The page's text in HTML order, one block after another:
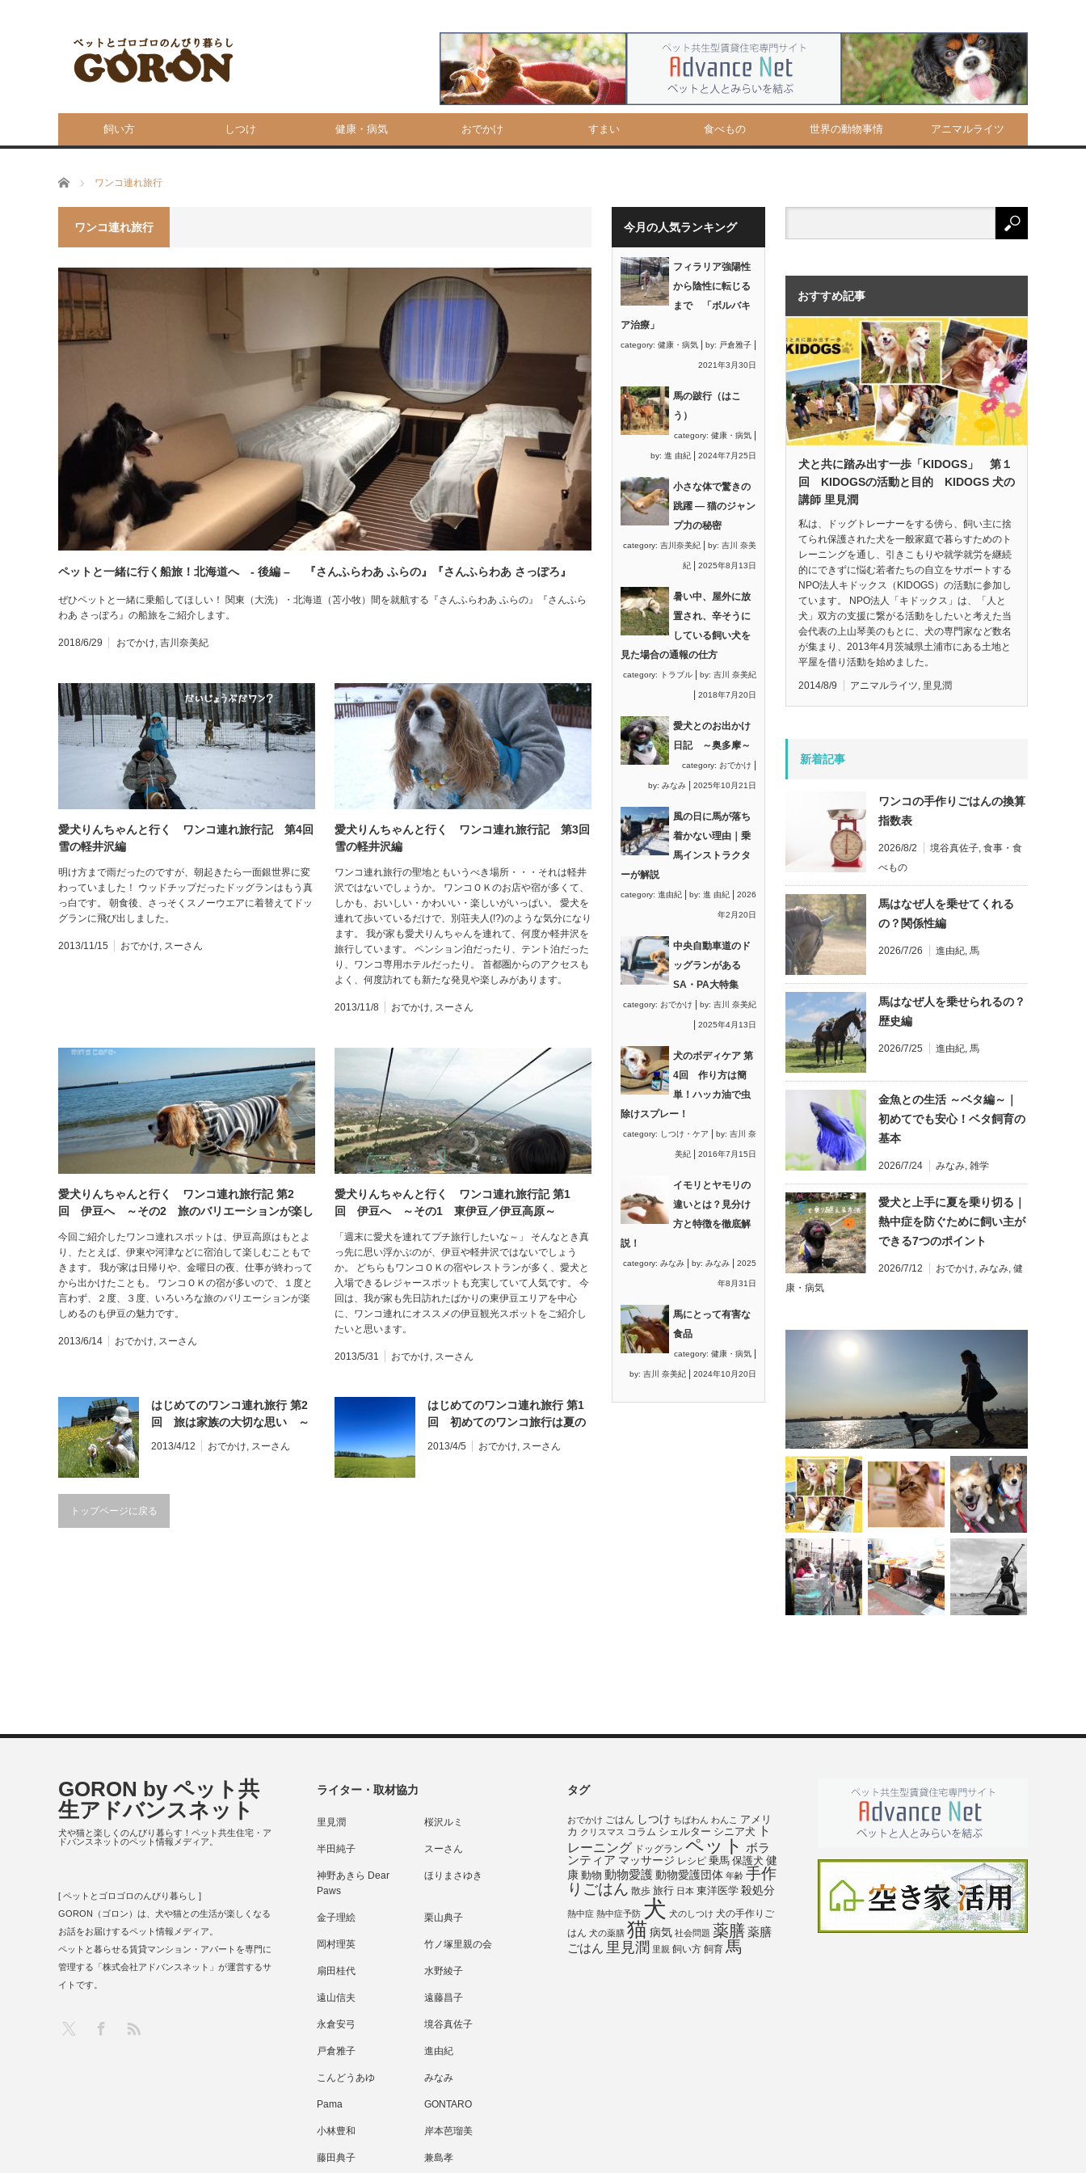
飼い方 しつけ 健康・病気 おでかけ すまい 食べもの 世界の動物事情 アニマルライツ
ホーム ワンコ連れ旅行
ワンコ連れ旅行
ペットと一緒に行く船旅！北海道へ - 後編 – 『さんふらわあ ふらの』『さんふらわあ さっぽろ』
ぜひペットと一緒に乗船してほしい！ 関東（大洗）・北海道（苫小牧）間を就航する『さんふらわあ ふらの』『さんふら
わあ さっぽろ』の船旅をご紹介します。
2018/6/29 おでかけ, 吉川奈美紀
愛犬りんちゃんと行く ワンコ連れ旅行記 第4回
雪の軽井沢編
明け方まで雨だったのですが、朝起きたら一面銀世界に変
わっていました！ ウッドチップだったドッグランはもう真
っ白です。 朝食後、さっそくスノーウエアに着替えてドッ
グランに飛び出しました。
2013/11/15 おでかけ, スーさん
愛犬りんちゃんと行く ワンコ連れ旅行記 第3回
雪の軽井沢編
ワンコ連れ旅行の聖地ともいうべき場所・・・それは軽井
沢ではないでしょうか。 ワンコＯＫのお店や宿が多くて、
しかも、おいしい・かわいい・楽しいがいっぱい。 愛犬を
連れて歩いているだけで、別荘夫人(!?)のような気分になり
ます。 我が家も愛犬りんちゃんを連れて、何度か軽井沢を
旅行しています。 ペンション泊だったり、テント泊だった
り、ワンコ専用ホテルだったり。 首都圏からのアクセスも
よく、何度訪れても新たな発見や楽しみがあります。
2013/11/8 おでかけ, スーさん
愛犬りんちゃんと行く ワンコ連れ旅行記 第2
回 伊豆へ ～その2 旅のバリエーションが楽し
今回ご紹介したワンコ連れスポットは、伊豆高原はもとよ
り、たとえば、伊東や河津などに宿泊して楽しむこともで
きます。 我が家は日帰りや、金曜日の夜、仕事が終わって
から出かけたことも。 ワンコＯＫの宿が多いので、１度と
言わず、２度、３度、いろいろな旅のバリエーションが楽
しめるのも伊豆の魅力です。
2013/6/14 おでかけ, スーさん
愛犬りんちゃんと行く ワンコ連れ旅行記 第1
回 伊豆へ ～その1 東伊豆／伊豆高原～
「週末に愛犬を連れてプチ旅行したいな～」 そんなとき真
っ先に思い浮かぶのが、伊豆や軽井沢ではないでしょう
か。 どちらもワンコＯＫの宿やレストランが多く、愛犬と
入場できるレジャースポットも充実していて人気です。 今
回は、我が家も先日訪れたばかりの東伊豆エリアを中心
に、ワンコ連れにオススメの伊豆観光スポットをご紹介し
たいと思います。
2013/5/31 おでかけ, スーさん
はじめてのワンコ連れ旅行 第2
回 旅は家族の大切な思い ～
北海道到着、そして初旅行から
8年後の今
2013/4/12 おでかけ, スーさん
はじめてのワンコ連れ旅行 第1
回 初めてのワンコ旅行は夏の
北海道 ～旅支度と空港の出発
2013/4/5 おでかけ, スーさん
トップページに戻る
今月の人気ランキング
フィラリア強陽性
から陰性に転じる
まで 「ボルバキ
ア治療」
category: 健康・病気 by: 戸倉雅子
2021年3月30日
馬の跛行（はこ
う）
category: 健康・病気
by: 進 由紀 2024年7月25日
小さな体で驚きの
跳躍 ― 猫のジャン
プ力の秘密
category: 吉川奈美紀 by: 吉川 奈美
紀 2025年8月13日
暑い中、屋外に放
置され、辛そうに
している飼い犬を
見た場合の通報の仕方
category: トラブル by: 吉川 奈美紀
2018年7月20日
愛犬とのお出かけ
日記 ～奥多摩～
category: おでかけ
by: みなみ 2025年10月21日
風の日に馬が落ち
着かない理由｜乗
馬インストラクタ
ーが解説
category: 進由紀 by: 進 由紀 2026
年2月20日
中央自動車道のド
ッグランがある
SA・PA大特集
category: おでかけ by: 吉川 奈美紀
2025年4月13日
犬のボディケア 第
4回 作り方は簡
単！ハッカ油で虫
除けスプレー！
category: しつけ・ケア by: 吉川 奈
美紀 2016年7月15日
イモリとヤモリの
違いとは？見分け
方と特徴を徹底解
説！
category: みなみ by: みなみ 2025
年8月31日
馬にとって有害な
食品
category: 健康・病気
by: 吉川 奈美紀 2024年10月20日
おすすめ記事
犬と共に踏み出す一歩「KIDOGS」 第１
回 KIDOGSの活動と目的 KIDOGS 犬の
講師 里見潤
私は、ドッグトレーナーをする傍ら、飼い主に捨
てられ保護された犬を一般家庭で暮らすためのト
レーニングを通し、引きこもりや就学就労を継続
的にできずに悩む若者たちの自立をサポートする
NPO法人キドックス（KIDOGS）の活動に参加し
ています。 NPO法人「キドックス」は、「人と
犬」双方の支援に繋がる活動をしたいと考えた当
会代表の上山琴美のもとに、犬の専門家など数名
が集まり、2013年4月茨城県土浦市にある土地と
平屋を借り活動を始めました。
2014/8/9 アニマルライツ, 里見潤
新着記事
ワンコの手作りごはんの換算
指数表
2026/8/2 境谷真佐子, 食事・食
べもの
馬はなぜ人を乗せてくれる
の？関係性編
2026/7/26 進由紀, 馬
馬はなぜ人を乗せられるの？
歴史編
2026/7/25 進由紀, 馬
金魚との生活 ～ベタ編～｜
初めてでも安心！ベタ飼育の
基本
2026/7/24 みなみ, 雑学
愛犬と上手に夏を乗り切る｜
熱中症を防ぐために飼い主が
できる7つのポイント
2026/7/12 おでかけ, みなみ, 健
康・病気
ライター・取材協力
里見潤 桜沢ルミ
半田純子 スーさん
神野あきら Dear
Paws
ほりまさゆき
金子理絵 栗山典子
岡村理英 竹ノ塚里親の会
扇田桂代 水野綾子
遠山信夫 遠藤昌子
永倉安弓 境谷真佐子
戸倉雅子 進由紀
こんどうあゆ みなみ
Pama GONTARO
小林豊和 岸本芭瑠美
藤田典子 兼島孝
タグ
おでかけ ごはん しつけ ちばわん わんこ アメリ
カ クリスマス コラム シェルター シニア犬
ト
レーニング ドッグラン ペット
ボラ
ンティア マッサージ レシピ 乗馬 保護犬 健
康 動物 動物愛護動物愛護団体 年齢 手作
りごはん 散歩 旅行 日本 東洋医学 殺処分
熱中症 熱中症予防 犬 犬のしつけ 犬の手作りご
はん 犬の薬膳 猫 病気 社会問題 薬膳薬膳
ごはん 里見潤 里親 飼い方 飼育 馬
GORON by ペット共
生アドバンスネット
犬や猫と楽しくのんびり暮らす！ペット共生住宅・ア
ドバンスネットのペット情報メディア。
[ ペットとゴロゴロのんびり暮らし ]
GORON（ゴロン）は、犬や猫との生活が楽しくなる
お話をお届けするペット情報メディア。
ペットと暮らせる賃貸マンション・アパートを専門に
管理する「株式会社アドバンスネット」が運営するサ
イトです。
Facebook
RSS